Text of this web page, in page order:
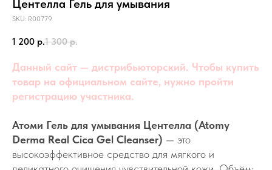
Центелла Гель для умывания
SKU: R00779
1 200 р.1 300 р.
Данный сайт — дистрибьюторский. Чтобы купить
товар на официальном сайте, нужно пройти
регистрацию участника.
Атоми Гель для умывания Центелла (Atomy
Derma Real Cica Gel Cleanser) — это
высокоэффективное средство для мягкого и